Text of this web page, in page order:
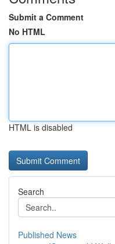
Submit a Comment
No HTML
HTML is disabled
Search
Published News